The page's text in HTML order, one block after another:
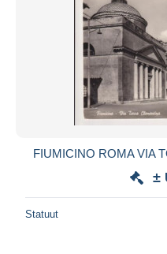
FIUMICINO ROMA VIA
±
Statuut